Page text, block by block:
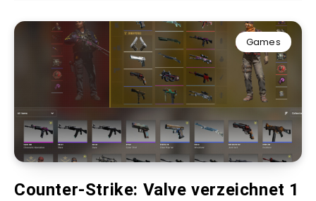
Games
Counter-Strike: Valve verzeichnet 1